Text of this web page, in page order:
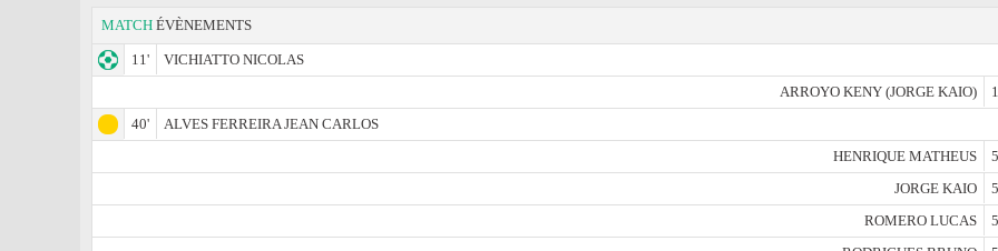
MATCH ÉVÈNEMENTS
11'
VICHIATTO NICOLAS
ARROYO KENY (JORGE KAIO)
40'
ALVES FERREIRA JEAN CARLOS
HENRIQUE MATHEUS
JORGE KAIO
ROMERO LUCAS